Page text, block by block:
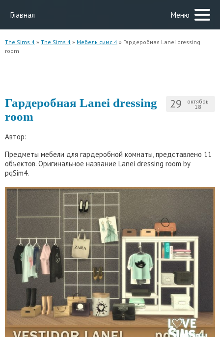
Главная Меню
The Sims 4 » The Sims 4 » Мебель симс 4 » Гардеробная Lanei dressing
room
29 октябрь
18
Гардеробная Lanei dressing
room
Автор:
Предметы мебели для гардеробной комнаты, представлено 11
объектов. Оригинальное название Lanei dressing room by
pqSim4.